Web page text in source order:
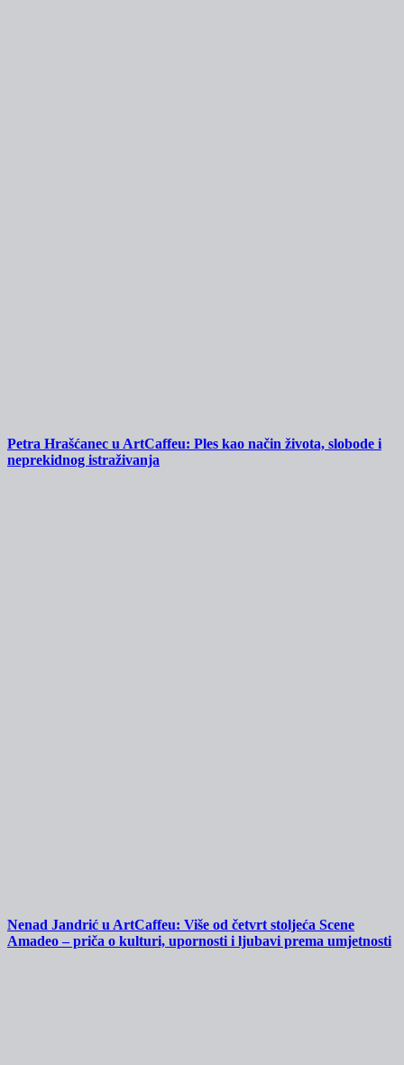
Petra Hrašćanec u ArtCaffeu: Ples kao način života, slobode i
neprekidnog istraživanja
Nenad Jandrić u ArtCaffeu: Više od četvrt stoljeća Scene
Amadeo – priča o kulturi, upornosti i ljubavi prema umjetnosti